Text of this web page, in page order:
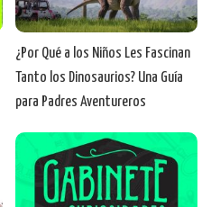
¿Por Qué a los Niños Les Fascinan
Tanto los Dinosaurios? Una Guía
para Padres Aventureros